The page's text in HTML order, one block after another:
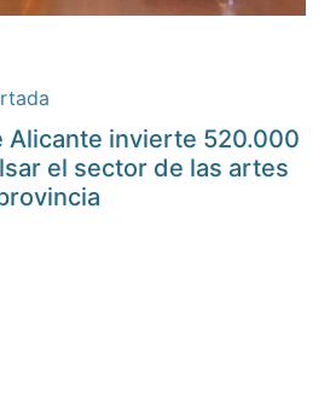
Alicante invierte 520.000
el sector de las artes